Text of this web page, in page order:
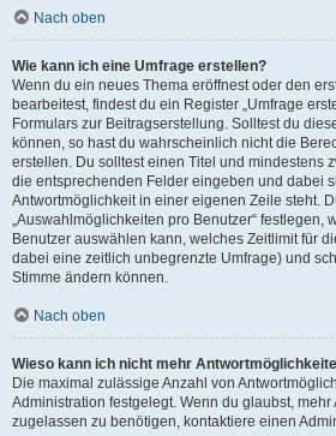
Nach oben
Wie kann ich eine Umfrage erstellen?
Wenn du ein neues Thema eröffnest oder den
bearbeitest, findest du ein Register „Umfrage
Formulars zur Beitragserstellung. Solltest du
können, so hast du wahrscheinlich nicht die
erstellen. Du solltest einen Titel und mindestens
die entsprechenden Felder eingeben und dabei
Antwortmöglichkeit in einer eigenen Zeile steht.
„Auswahlmöglichkeiten pro Benutzer“ festlegen,
Benutzer auswählen kann, welches Zeitlimit für
dabei eine zeitlich unbegrenzte Umfrage) und
Stimme ändern können.
Nach oben
Wieso kann ich nicht mehr
Die maximal zulässige Anzahl von
Administration festgelegt. Wenn du glaubst,
zugelassen zu benötigen, kontaktiere einen